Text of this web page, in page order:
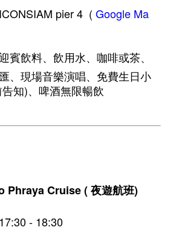
pier 4 ( Google Ma
賓飲料、飲用水、咖啡或茶、
、現場音樂演唱、免費生日小
知)、啤酒無限暢飲
Phraya Cruise ( 夜遊航班)
- 18:30